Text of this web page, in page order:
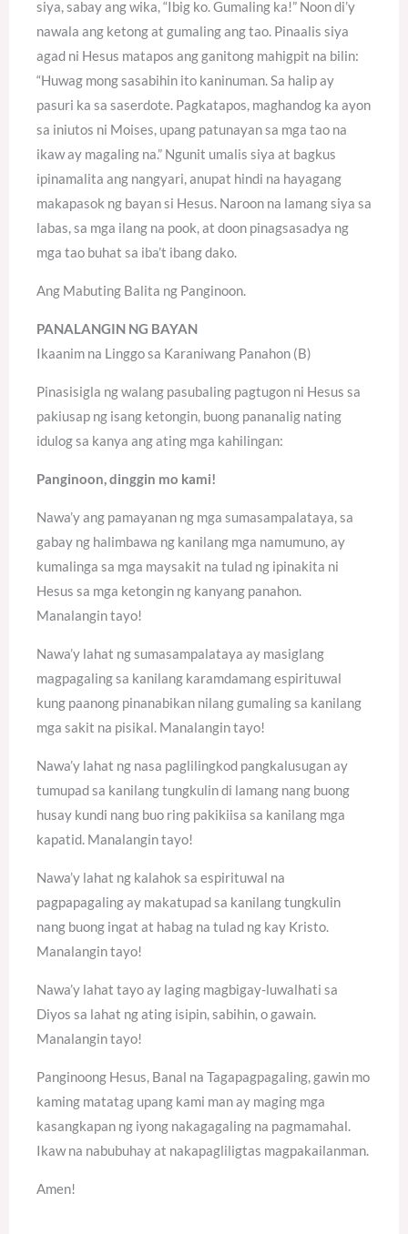
siya, sabay ang wika, “Ibig ko. Gumaling ka!” Noon di’y
nawala ang ketong at gumaling ang tao. Pinaalis siya
agad ni Hesus matapos ang ganitong mahigpit na bilin:
“Huwag mong sasabihin ito kaninuman. Sa halip ay
pasuri ka sa saserdote. Pagkatapos, maghandog ka ayon
sa iniutos ni Moises, upang patunayan sa mga tao na
ikaw ay magaling na.” Ngunit umalis siya at bagkus
ipinamalita ang nangyari, anupat hindi na hayagang
makapasok ng bayan si Hesus. Naroon na lamang siya sa
labas, sa mga ilang na pook, at doon pinagsasadya ng
mga tao buhat sa iba’t ibang dako.
Ang Mabuting Balita ng Panginoon.
PANALANGIN NG BAYAN
Ikaanim na Linggo sa Karaniwang Panahon (B)
Pinasisigla ng walang pasubaling pagtugon ni Hesus sa
pakiusap ng isang ketongin, buong pananalig nating
idulog sa kanya ang ating mga kahilingan:
Panginoon, dinggin mo kami!
Nawa’y ang pamayanan ng mga sumasampalataya, sa
gabay ng halimbawa ng kanilang mga namumuno, ay
kumalinga sa mga maysakit na tulad ng ipinakita ni
Hesus sa mga ketongin ng kanyang panahon.
Manalangin tayo!
Nawa’y lahat ng sumasampalataya ay masiglang
magpagaling sa kanilang karamdamang espirituwal
kung paanong pinanabikan nilang gumaling sa kanilang
mga sakit na pisikal. Manalangin tayo!
Nawa’y lahat ng nasa paglilingkod pangkalusugan ay
tumupad sa kanilang tungkulin di lamang nang buong
husay kundi nang buo ring pakikiisa sa kanilang mga
kapatid. Manalangin tayo!
Nawa’y lahat ng kalahok sa espirituwal na
pagpapagaling ay makatupad sa kanilang tungkulin
nang buong ingat at habag na tulad ng kay Kristo.
Manalangin tayo!
Nawa’y lahat tayo ay laging magbigay-luwalhati sa
Diyos sa lahat ng ating isipin, sabihin, o gawain.
Manalangin tayo!
Panginoong Hesus, Banal na Tagapagpagaling, gawin mo
kaming matatag upang kami man ay maging mga
kasangkapan ng iyong nakagagaling na pagmamahal.
Ikaw na nabubuhay at nakapagliligtas magpakailanman.
Amen!